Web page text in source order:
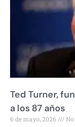
Ted Turner,
a los 87 años
6 de mayo, 2026